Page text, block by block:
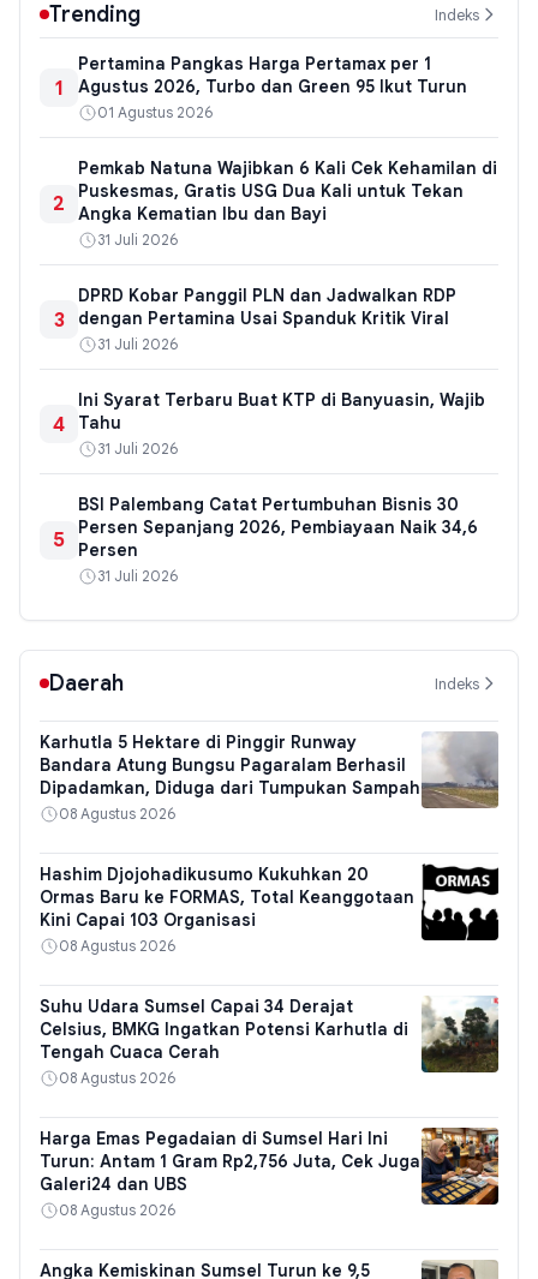
Trending Indeks
1
Pertamina Pangkas Harga Pertamax per 1
Agustus 2026, Turbo dan Green 95 Ikut Turun
01 Agustus 2026
2
Pemkab Natuna Wajibkan 6 Kali Cek Kehamilan di
Puskesmas, Gratis USG Dua Kali untuk Tekan
Angka Kematian Ibu dan Bayi
31 Juli 2026
3
DPRD Kobar Panggil PLN dan Jadwalkan RDP
dengan Pertamina Usai Spanduk Kritik Viral
31 Juli 2026
4
Ini Syarat Terbaru Buat KTP di Banyuasin, Wajib
Tahu
31 Juli 2026
5
BSI Palembang Catat Pertumbuhan Bisnis 30
Persen Sepanjang 2026, Pembiayaan Naik 34,6
Persen
31 Juli 2026
Daerah Indeks
Karhutla 5 Hektare di Pinggir Runway
Bandara Atung Bungsu Pagaralam Berhasil
Dipadamkan, Diduga dari Tumpukan Sampah
08 Agustus 2026
Hashim Djojohadikusumo Kukuhkan 20
Ormas Baru ke FORMAS, Total Keanggotaan
Kini Capai 103 Organisasi
08 Agustus 2026
Suhu Udara Sumsel Capai 34 Derajat
Celsius, BMKG Ingatkan Potensi Karhutla di
Tengah Cuaca Cerah
08 Agustus 2026
Harga Emas Pegadaian di Sumsel Hari Ini
Turun: Antam 1 Gram Rp2,756 Juta, Cek Juga
Galeri24 dan UBS
08 Agustus 2026
Angka Kemiskinan Sumsel Turun ke 9,5